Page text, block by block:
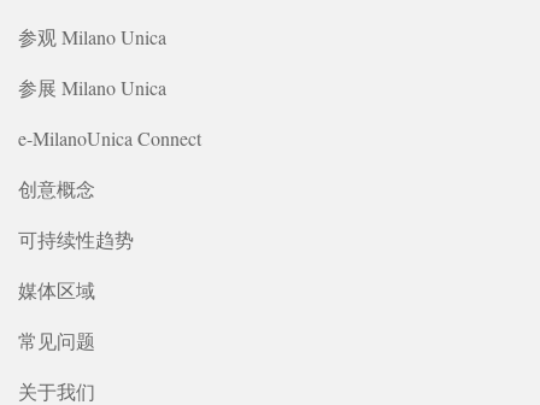
参观 Milano Unica
参展 Milano Unica
e-MilanoUnica Connect
创意概念
可持续性趋势
媒体区域
常见问题
关于我们